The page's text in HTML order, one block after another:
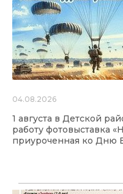
04.08.2026
1 августа в Детской
работу фотовыставка
приуроченная ко Дню